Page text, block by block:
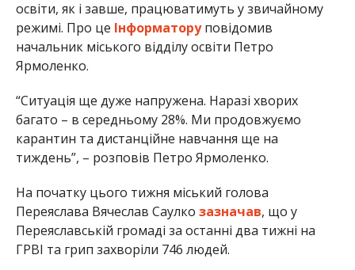
освіти, як і завше, працюватимуть у звичайному
режимі. Про це Інформаторуповідомив
начальник міського відділу освіти Петро
Ярмоленко.
“Ситуація ще дуже напружена. Наразі хворих
багато – в середньому 28%. Ми продовжуємо
карантин та дистанційне навчання ще на
тиждень”, – розповів Петро Ярмоленко.
На початку цього тижня міський голова
Переяслава Вячеслав Саулко зазначав, що у
Переяславській громаді за останні два тижні на
ГРВІ та грип захворіли 746 людей.